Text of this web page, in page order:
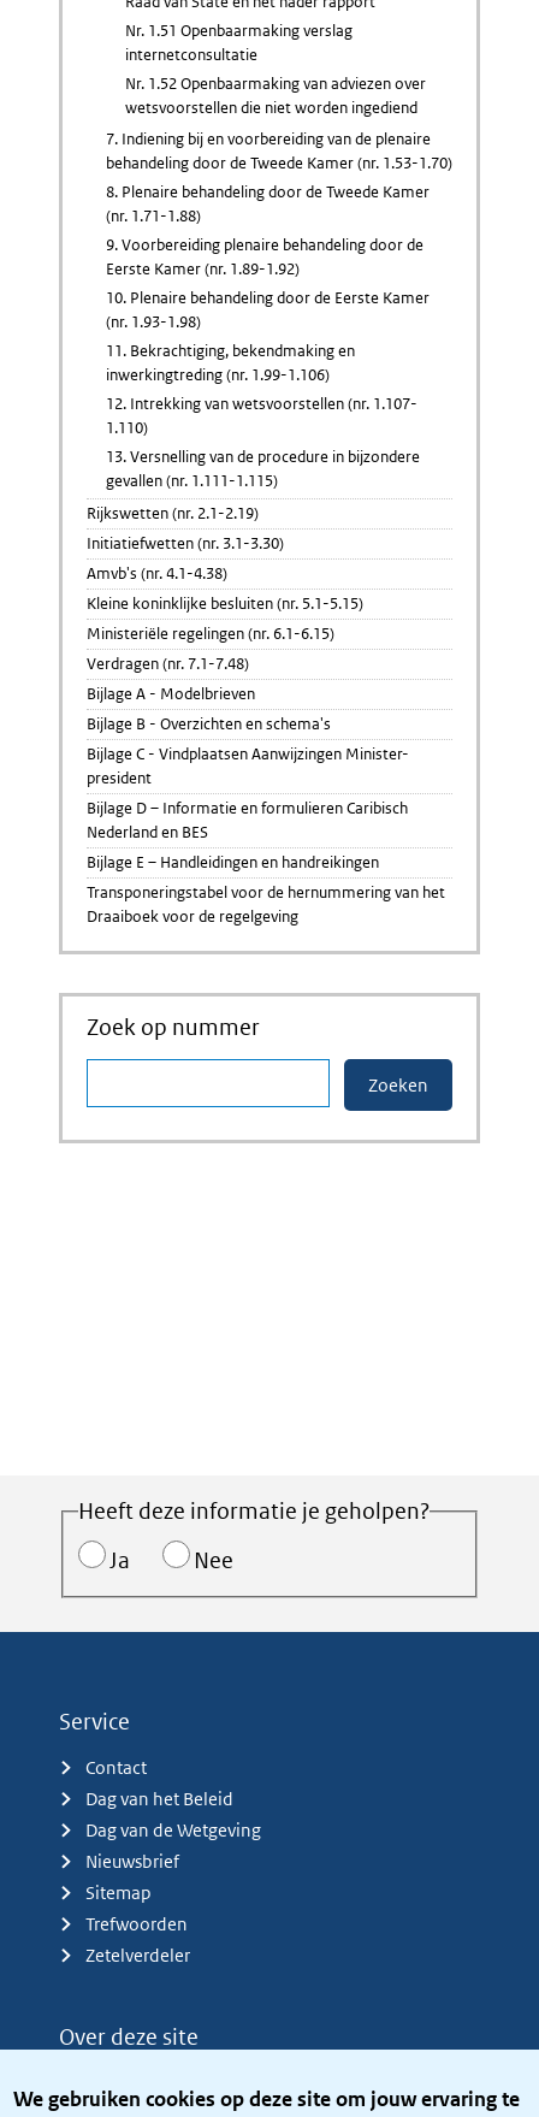
We gebruiken cookies op deze site om jouw ervaring te
Nr. 1.51 Openbaarmaking verslag
internetconsultatie
Nr. 1.52 Openbaarmaking van adviezen over
wetsvoorstellen die niet worden ingediend
7. Indiening bij en voorbereiding van de plenaire
behandeling door de Tweede Kamer (nr. 1.53-1.70)
8. Plenaire behandeling door de Tweede Kamer
(nr. 1.71-1.88)
9. Voorbereiding plenaire behandeling door de
Eerste Kamer (nr. 1.89-1.92)
10. Plenaire behandeling door de Eerste Kamer
(nr. 1.93-1.98)
11. Bekrachtiging, bekendmaking en
inwerkingtreding (nr. 1.99-1.106)
12. Intrekking van wetsvoorstellen (nr. 1.107-
1.110)
13. Versnelling van de procedure in bijzondere
gevallen (nr. 1.111-1.115)
Rijkswetten (nr. 2.1-2.19)
Initiatiefwetten (nr. 3.1-3.30)
Amvb's (nr. 4.1-4.38)
Kleine koninklijke besluiten (nr. 5.1-5.15)
Ministeriële regelingen (nr. 6.1-6.15)
Verdragen (nr. 7.1-7.48)
Bijlage A - Modelbrieven
Bijlage B - Overzichten en schema's
Bijlage C - Vindplaatsen Aanwijzingen Minister-
president
Bijlage D – Informatie en formulieren Caribisch
Nederland en BES
Bijlage E – Handleidingen en handreikingen
Transponeringstabel voor de hernummering van het
Draaiboek voor de regelgeving
Zoek op nummer
Heeft deze informatie je geholpen?
Ja
Nee
Service
Contact
Dag van het Beleid
Dag van de Wetgeving
Nieuwsbrief
Sitemap
Trefwoorden
Zetelverdeler
Over deze site